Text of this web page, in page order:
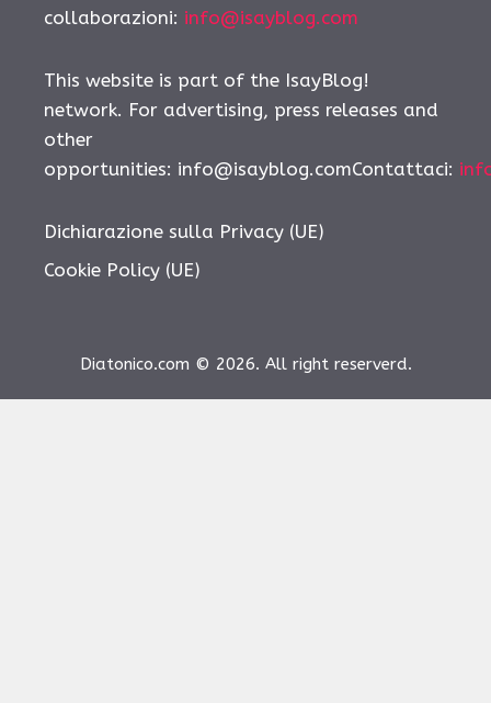
collaborazioni: info@isayblog.com
This website is part of the IsayBlog!
network. For advertising, press releases and
other
opportunities: info@isayblog.comContattaci:
Dichiarazione sulla Privacy (UE)
Cookie Policy (UE)
Diatonico.com © 2026. All right reserverd.